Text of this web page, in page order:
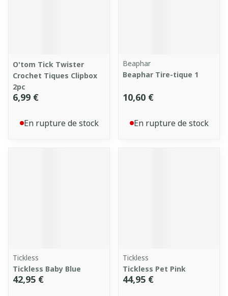
O'tom Tick Twister
Crochet Tiques Clipbox
2pc
6,99 €
En rupture de stock
Beaphar
Beaphar Tire-tique 1
10,60 €
En rupture de stock
Tickless
Tickless Baby Blue
42,95 €
Tickless
Tickless Pet Pink
44,95 €